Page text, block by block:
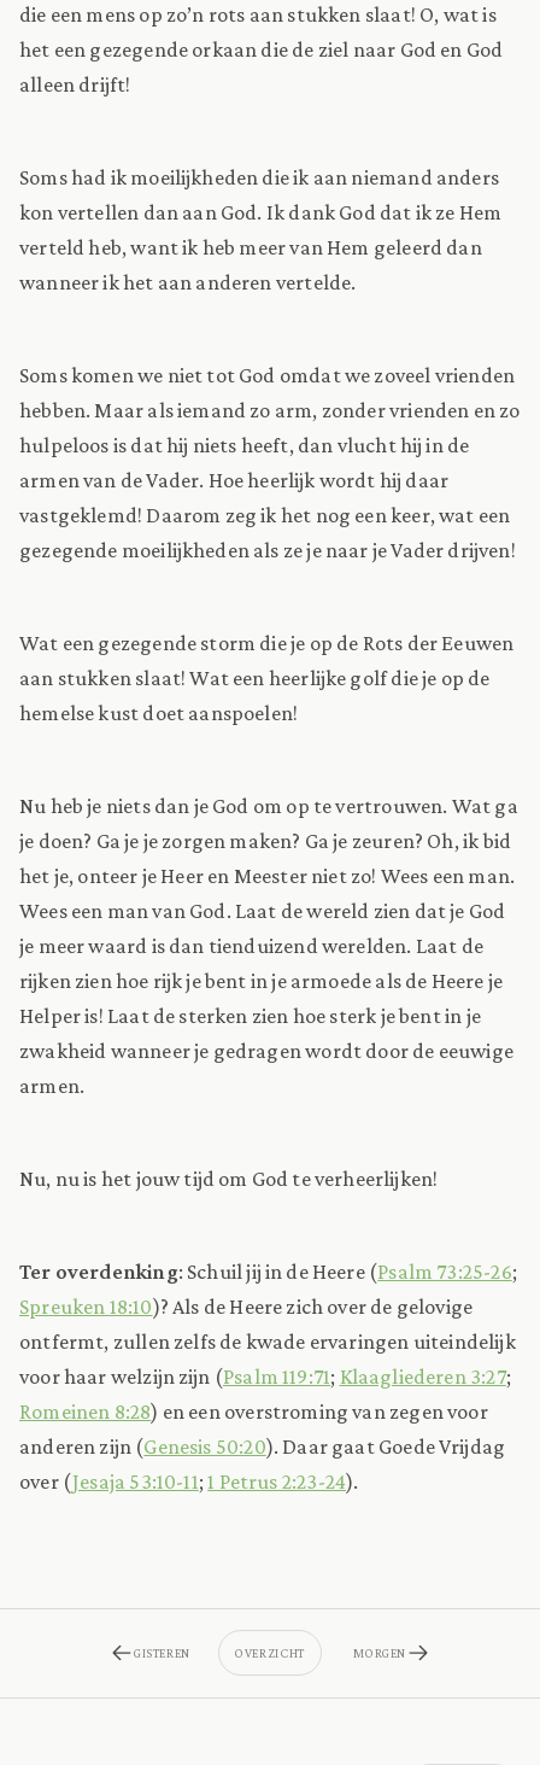
die een mens op zo’n rots aan stukken slaat! O, wat is
het een gezegende orkaan die de ziel naar God en God
alleen drijft!
Soms had ik moeilijkheden die ik aan niemand anders
kon vertellen dan aan God. Ik dank God dat ik ze Hem
verteld heb, want ik heb meer van Hem geleerd dan
wanneer ik het aan anderen vertelde.
Soms komen we niet tot God omdat we zoveel vrienden
hebben. Maar als iemand zo arm, zonder vrienden en zo
hulpeloos is dat hij niets heeft, dan vlucht hij in de
armen van de Vader. Hoe heerlijk wordt hij daar
vastgeklemd! Daarom zeg ik het nog een keer, wat een
gezegende moeilijkheden als ze je naar je Vader drijven!
Wat een gezegende storm die je op de Rots der Eeuwen
aan stukken slaat! Wat een heerlijke golf die je op de
hemelse kust doet aanspoelen!
Nu heb je niets dan je God om op te vertrouwen. Wat ga
je doen? Ga je je zorgen maken? Ga je zeuren? Oh, ik bid
het je, onteer je Heer en Meester niet zo! Wees een man.
Wees een man van God. Laat de wereld zien dat je God
je meer waard is dan tienduizend werelden. Laat de
rijken zien hoe rijk je bent in je armoede als de Heere je
Helper is! Laat de sterken zien hoe sterk je bent in je
zwakheid wanneer je gedragen wordt door de eeuwige
armen.
Nu, nu is het jouw tijd om God te verheerlijken!
Ter overdenking: Schuil jij in de Heere (Psalm 73:25-26;
Spreuken 18:10)? Als de Heere zich over de gelovige
ontfermt, zullen zelfs de kwade ervaringen uiteindelijk
voor haar welzijn zijn (Psalm 119:71; Klaagliederen 3:27;
Romeinen 8:28) en een overstroming van zegen voor
anderen zijn (Genesis 50:20). Daar gaat Goede Vrijdag
over (Jesaja 53:10-11;1 Petrus 2:23-24).
GISTEREN OVERZICHT MORGEN